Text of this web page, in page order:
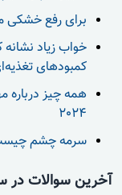
برای رفع خشکی
خواب زیاد
کمبودهای
همه چیز درباره
2024
سرمه چشم
آخرین سوالات در